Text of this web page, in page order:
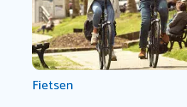
Fietsen